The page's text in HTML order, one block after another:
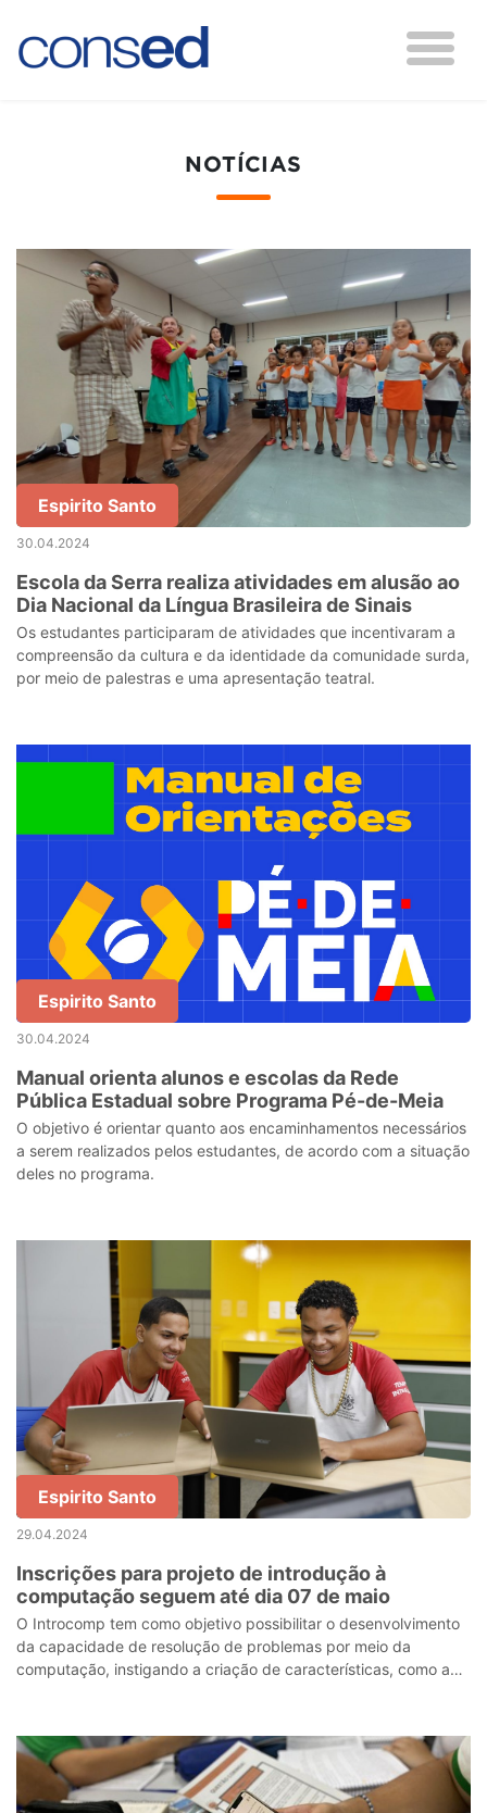
NOTÍCIAS
Espirito Santo
30.04.2024
Escola da Serra realiza atividades em alusão ao
Dia Nacional da Língua Brasileira de Sinais
Os estudantes participaram de atividades que incentivaram a
compreensão da cultura e da identidade da comunidade surda,
por meio de palestras e uma apresentação teatral.
Espirito Santo
30.04.2024
Manual orienta alunos e escolas da Rede
Pública Estadual sobre Programa Pé-de-Meia
O objetivo é orientar quanto aos encaminhamentos necessários
a serem realizados pelos estudantes, de acordo com a situação
deles no programa.
Espirito Santo
29.04.2024
Inscrições para projeto de introdução à
computação seguem até dia 07 de maio
O Introcomp tem como objetivo possibilitar o desenvolvimento
da capacidade de resolução de problemas por meio da
computação, instigando a criação de características, como a